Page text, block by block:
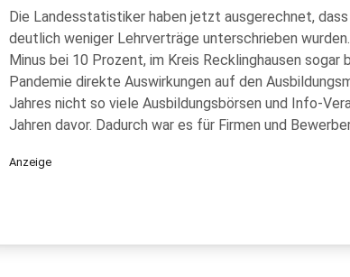
Die Landesstatistiker haben jetzt ausgerechnet, dass
deutlich weniger Lehrverträge unterschrieben
Minus bei 10 Prozent, im Kreis Recklinghausen
Pandemie direkte Auswirkungen auf den
Jahres nicht so viele Ausbildungsbörsen und Info-
Jahren davor. Dadurch war es für Firmen und
Anzeige